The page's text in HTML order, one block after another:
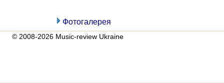
Фотогалерея
© 2008-2026 Music-review Ukraine